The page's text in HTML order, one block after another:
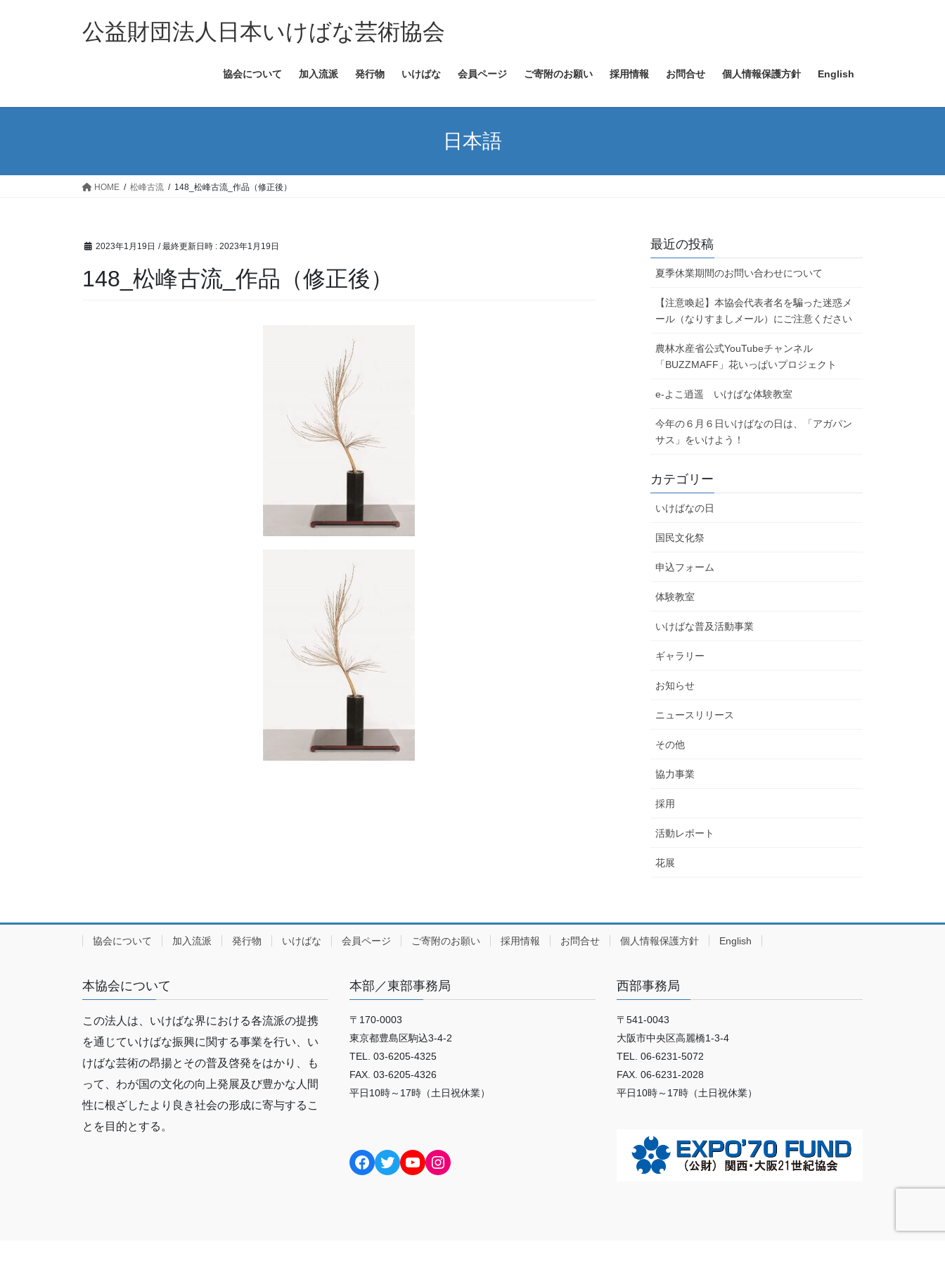
ス
ン
公益財団法人日本いけばな芸術協会
協会について 加入流派 発行物 いけばな 会員ページ ご寄附のお願い 採用情報 お問合せ 個人情報保護方針 English
日本語
HOME 松峰古流 148_松峰古流_作品（修正後）
2023年1月19日 / 最終更新日時 : 2023年1月19日
148_松峰古流_作品（修正後）
最近の投稿
夏季休業期間のお問い合わせについて
【注意喚起】本協会代表者名を騙った迷惑メ
ール（なりすましメール）にご注意ください
農林水産省公式YouTubeチャンネル
「BUZZMAFF」花いっぱいプロジェクト
e-よこ逍遥 いけばな体験教室
今年の６月６日いけばなの日は、「アガパン
サス」をいけよう！
カテゴリー
いけばなの日
国民文化祭
申込フォーム
体験教室
いけばな普及活動事業
ギャラリー
お知らせ
ニュースリリース
その他
協力事業
採用
活動レポート
花展
協会について 加入流派 発行物 いけばな 会員ページ ご寄附のお願い 採用情報 お問合せ 個人情報保護方針 English
本協会について
この法人は、いけばな界における各流派の提携
を通じていけばな振興に関する事業を行い、い
けばな芸術の昂揚とその普及啓発をはかり、も
って、わが国の文化の向上発展及び豊かな人間
性に根ざしたより良き社会の形成に寄与するこ
とを目的とする。
本部／東部事務局
〒170-0003
東京都豊島区駒込3-4-2
TEL. 03-6205-4325
FAX. 03-6205-4326
平日10時～17時（土日祝休業）
Facebook
TwitterYouTubeInstagram
西部事務局
〒541-0043
大阪市中央区高麗橋1-3-4
TEL. 06-6231-5072
FAX. 06-6231-2028
平日10時～17時（土日祝休業）